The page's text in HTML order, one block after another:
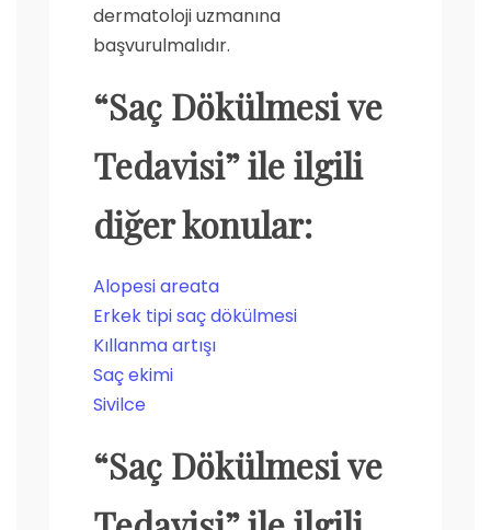
dermatoloji uzmanına
başvurulmalıdır.
“Saç Dökülmesi ve
Tedavisi” ile ilgili
diğer konular:
Alopesi areata
Erkek tipi saç dökülmesi
Kıllanma artışı
Saç ekimi
Sivilce
“Saç Dökülmesi ve